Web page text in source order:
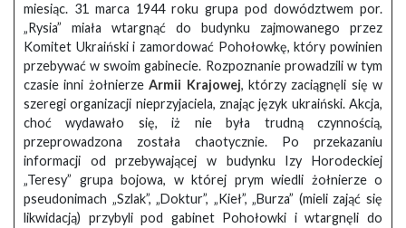
miesiąc. 31 marca 1944 roku grupa pod dowództwem por.
„Rysia” miała wtargnąć do budynku zajmowanego przez
Komitet Ukraiński i zamordować Pohołowkę, który powinien
przebywać w swoim gabinecie. Rozpoznanie prowadzili w tym
czasie inni żołnierzeArmii Krajowej, którzy zaciągnęli się w
szeregi organizacji nieprzyjaciela, znając język ukraiński. Akcja,
choć wydawało się, iż nie była trudną czynnością,
przeprowadzona została chaotycznie. Po przekazaniu
informacji od przebywającej w budynku Izy Horodeckiej
„Teresy” grupa bojowa, w której prym wiedli żołnierze o
pseudonimach „Szlak”, „Doktur”, „Kieł”, „Burza” (mieli zająć się
likwidacją) przybyli pod gabinet Pohołowki i wtargnęli do